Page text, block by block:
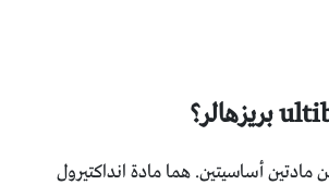
مادتين أساسيتين. هما مادة انداكتيرول